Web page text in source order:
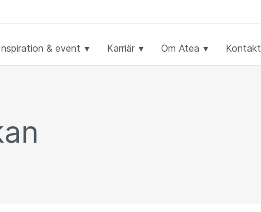
& event Karriär Om Atea Kontakt